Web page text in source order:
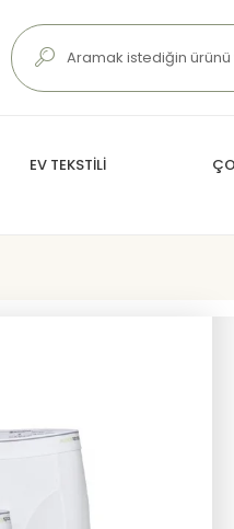
EV TEKSTİLİ